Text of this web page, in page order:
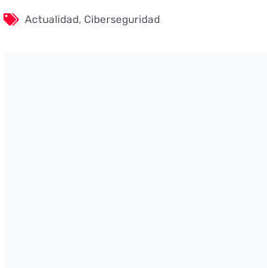
Actualidad,Ciberseguridad